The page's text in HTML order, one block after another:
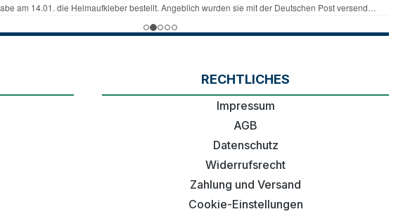
RECHTLICHES
Impressum
AGB
Datenschutz
Widerrufsrecht
Zahlung und Versand
Cookie-Einstellungen